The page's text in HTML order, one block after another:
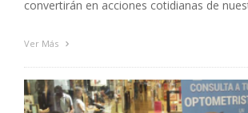
convertirán en acciones cotidianas de
población está concienciada de la
Ver Más